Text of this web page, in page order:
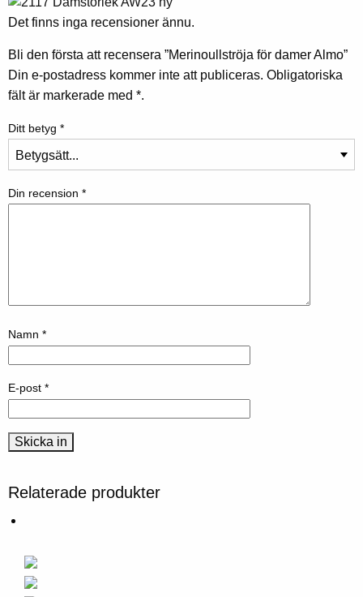
Det finns inga recensioner ännu.
Bli den första att recensera ”Merinoullströja för damer Almo”
Din e-postadress kommer inte att publiceras. Obligatoriska
fält är markerade med *.
Ditt betyg *
Din recension *
Namn *
E-post *
Relaterade produkter